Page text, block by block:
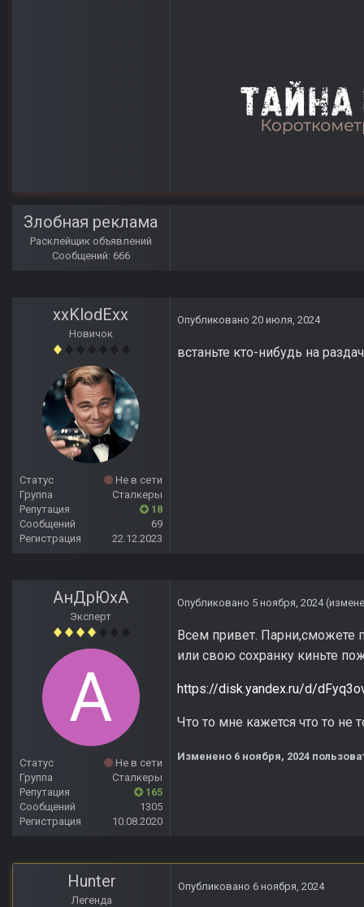
Злобная реклама
Расклейщик объявлений
Сообщений: 666
xxKlodExx
Новичок
Статус
Не в сети
Группа
Сталкеры
Репутация
18
Сообщений
69
Регистрация
22.12.2023
Опубликовано 20 июля, 2024
встаньте кто-нибудь на
АнДрЮхА
Эксперт
Статус
Не в сети
Группа
Сталкеры
Репутация
165
Сообщений
1305
Регистрация
10.08.2020
Опубликовано 5 ноября, 2024
Всем привет. Парни,сможете
или свою сохранку киньте
https://disk.yandex.ru/d/
Что то мне кажется что то не
Изменено 6 ноября, 2024
Hunter
Легенда
Опубликовано 6 ноября, 2024